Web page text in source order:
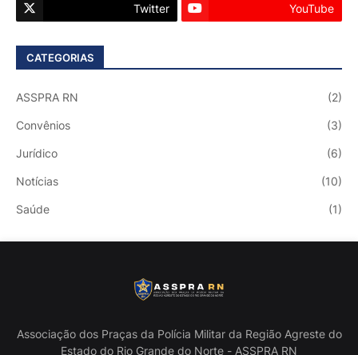
Twitter YouTube
CATEGORIAS
ASSPRA RN (2)
Convênios (3)
Jurídico (6)
Notícias (10)
Saúde (1)
Associação dos Praças da Polícia Militar da Região Agreste do
Estado do Rio Grande do Norte - ASSPRA RN